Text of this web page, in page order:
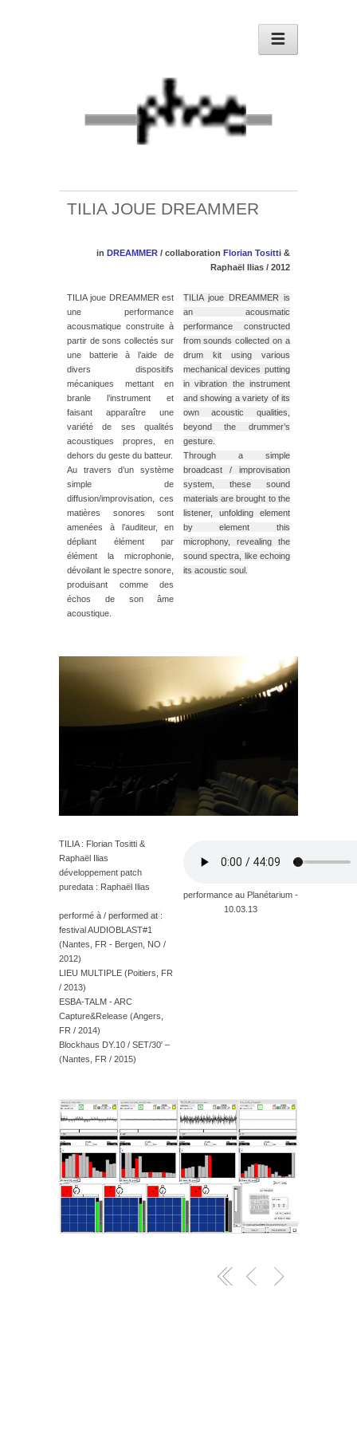
TILIA JOUE DREAMMER
in DREAMMER / collaboration Florian Tositti &
Raphaël Ilias / 2012
TILIA joue DREAMMER est
une performance
acousmatique construite à
partir de sons collectés sur
une batterie à l’aide de
divers dispositifs
mécaniques mettant en
branle l’instrument et
faisant apparaître une
variété de ses qualités
acoustiques propres, en
dehors du geste du batteur.
Au travers d’un système
simple de
diffusion/improvisation, ces
matières sonores sont
amenées à l’auditeur, en
dépliant élément par
élément la microphonie,
dévoilant le spectre sonore,
produisant comme des
échos de son âme
acoustique.
TILIA joue DREAMMER is
an acousmatic
performance constructed
from sounds collected on a
drum kit using various
mechanical devices putting
in vibration the instrument
and showing a variety of its
own acoustic qualities,
beyond the drummer’s
gesture.
Through a simple
broadcast / improvisation
system, these sound
materials are brought to the
listener, unfolding element
by element this
microphony, revealing the
sound spectra, like echoing
its acoustic soul.
TILIA : Florian Tositti &
Raphaël Ilias
développement patch
puredata : Raphaël Ilias
performé à / performed at :
festival AUDIOBLAST#1
(Nantes, FR - Bergen, NO /
2012)
LIEU MULTIPLE (Poitiers, FR
/ 2013)
ESBA-TALM - ARC
Capture&Release (Angers,
FR / 2014)
Blockhaus DY.10 / SET/30′ –
(Nantes, FR / 2015)
performance au Planétarium -
10.03.13